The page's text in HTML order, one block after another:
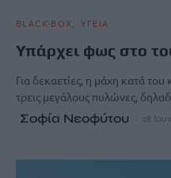
BLACK-BOX ΥΓΕΙΑ
Υπάρχει φως στο
Για δεκαετίες, η μάχη κατά
τρεις μεγάλους πυλώνες,
Σοφία Νεοφύτου 28